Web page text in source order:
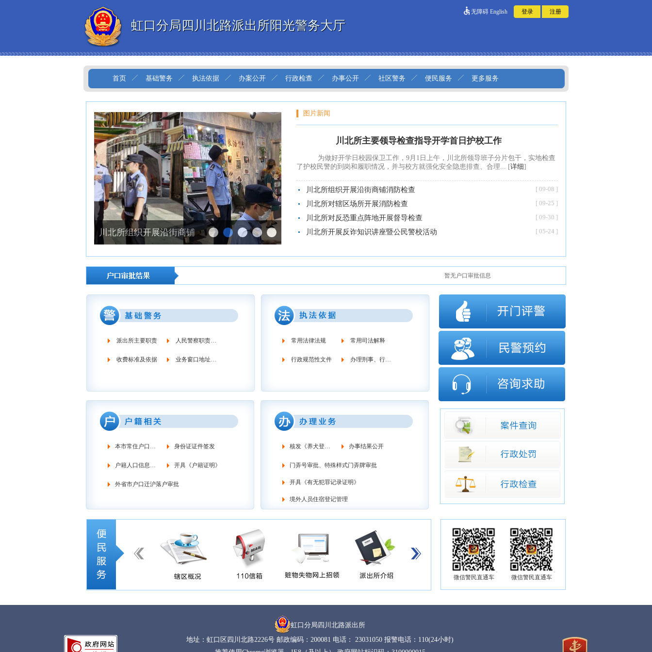
无障碍 English
虹口分局四川北路派出所阳光警务大厅
首页 基础警务 执法依据 办案公开 行政检查 办事公开 社区警务 便民服务 更多服务
川北所组织开展沿街商铺消防检查
图片新闻
川北所主要领导检查指导开学首日护校工作
为做好开学日校园保卫工作，9月1日上午，川北所领导班子分片包干，实地检查
了护校民警的到岗和履职情况，并与校方就强化安全隐患排查、合理... [详细]
川北所组织开展沿街商铺消防检查 [ 09-08 ]
川北所对辖区场所开展消防检查 [ 09-25 ]
川北所对反恐重点阵地开展督导检查 [ 09-30 ]
川北所开展反诈知识讲座暨公民警校活动 [ 05-24 ]
暂无户口审批信息
派出所主要职责 人民警察职责义务
收费标准及依据 业务窗口地址时间
常用法律法规 常用司法解释
行政规范性文件 办理刑事、行政案件流程
本市常住户口管理 身份证证件签发
户籍人口信息调查 开具《户籍证明》
外省市户口迁沪落户审批
核发《养犬登记证》 办事结果公开
门弄号审批、特殊样式门弄牌审批
开具《有无犯罪记录证明》
境外人员住宿登记管理
微信警民直通车 微信警民直通车
虹口分局四川北路派出所
地址：虹口区四川北路2226号 邮政编码：200081 电话： 23031050 报警电话：110(24小时)